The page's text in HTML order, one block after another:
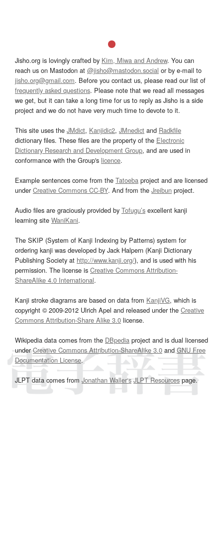
Jisho.org is lovingly crafted by Kim, Miwa and Andrew. You can
reach us on Mastodon at @jisho@mastodon.social or by e-mail to
jisho.org@gmail.com. Before you contact us, please read our list of
frequently asked questions. Please note that we read all messages
we get, but it can take a long time for us to reply as Jisho is a side
project and we do not have very much time to devote to it.
This site uses the JMdict, Kanjidic2, JMnedict and Radkfile
dictionary files. These files are the property of the Electronic
Dictionary Research and Development Group, and are used in
conformance with the Group's licence.
Example sentences come from the Tatoeba project and are licensed
underCreative Commons CC-BY. And from the Jreibun project.
Audio files are graciously provided by Tofugu’s excellent kanji
learning site WaniKani.
The SKIP (System of Kanji Indexing by Patterns) system for
ordering kanji was developed by Jack Halpern (Kanji Dictionary
Publishing Society at http://www.kanji.org/), and is used with his
permission. The license is Creative Commons Attribution-
ShareAlike 4.0 International.
Kanji stroke diagrams are based on data from KanjiVG, which is
copyright © 2009-2012 Ulrich Apel and released under the Creative
Commons Attribution-Share Alike 3.0 license.
Wikipedia data comes from the DBpedia project and is dual licensed
underCreative Commons Attribution-ShareAlike 3.0and GNU Free
Documentation License.
JLPT data comes from Jonathan Waller‘s JLPT Resourcespage.